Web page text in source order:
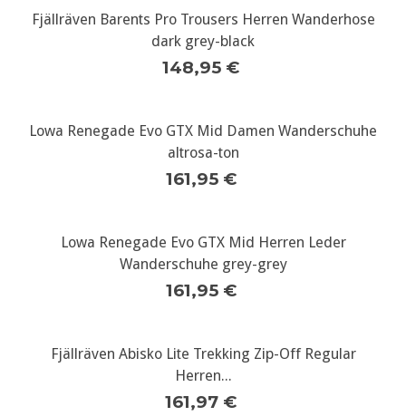
Fjällräven Barents Pro Trousers Herren Wanderhose
dark grey-black
148,95 €
Lowa Renegade Evo GTX Mid Damen Wanderschuhe
altrosa-ton
161,95 €
Lowa Renegade Evo GTX Mid Herren Leder
Wanderschuhe grey-grey
161,95 €
Fjällräven Abisko Lite Trekking Zip-Off Regular
Herren...
161,97 €